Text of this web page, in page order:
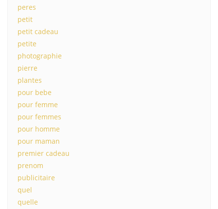
peres
petit
petit cadeau
petite
photographie
pierre
plantes
pour bebe
pour femme
pour femmes
pour homme
pour maman
premier cadeau
prenom
publicitaire
quel
quelle